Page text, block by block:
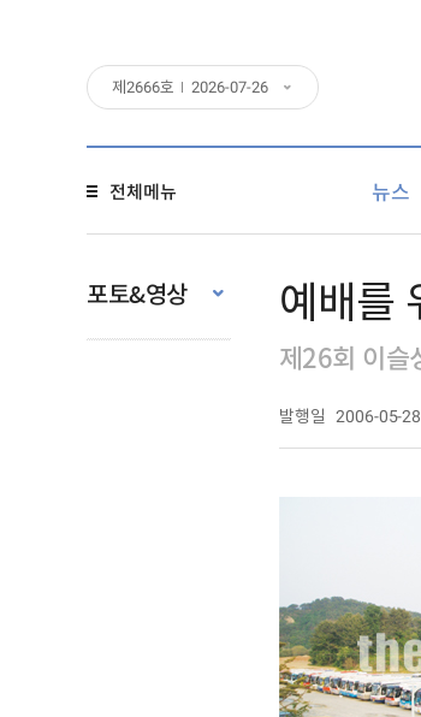
제 2666호 2026-07-26
전체메뉴 뉴스
포토&영상 예배를
제26회 이슬
발행일 2006-05-28